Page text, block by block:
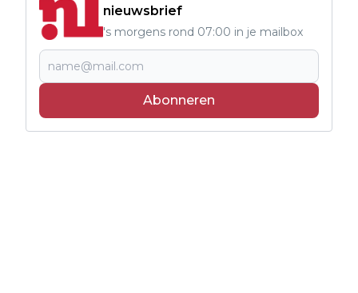
nieuwsbrief
's morgens rond 07:00 in je mailbox
Abonneren